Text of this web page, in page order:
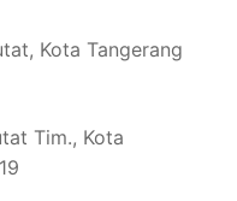
Kota Tangerang
Tim., Kota